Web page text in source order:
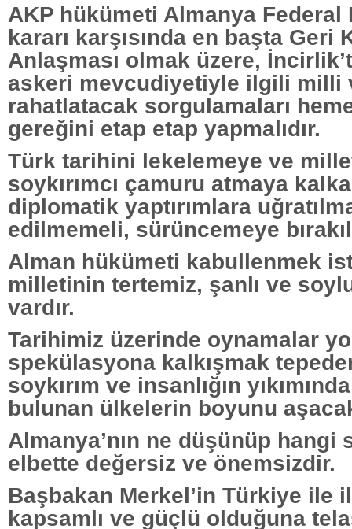
AKP hükümeti Almanya Federal
kararı karşısında en başta Geri
Anlaşması olmak üzere,
askeri mevcudiyetiyle ilgili milli
rahatlatacak sorgulamaları
gereğini etap etap yapmalıdır.
Türk tarihini lekelemeye ve
soykırımcı çamuru atmaya
diplomatik yaptırımlara
edilmemeli, sürüncemeye
Alman hükümeti kabullenmek
milletinin tertemiz, şanlı ve
vardır.
Tarihimiz üzerinde oynamalar
spekülasyona kalkışmak
soykırım ve insanlığın
bulunan ülkelerin boyunu
Almanya’nın ne düşünüp hangi
elbette değersiz ve önemsizdir.
Başbakan Merkel’in Türkiye ile
kapsamlı ve güçlü olduğuna